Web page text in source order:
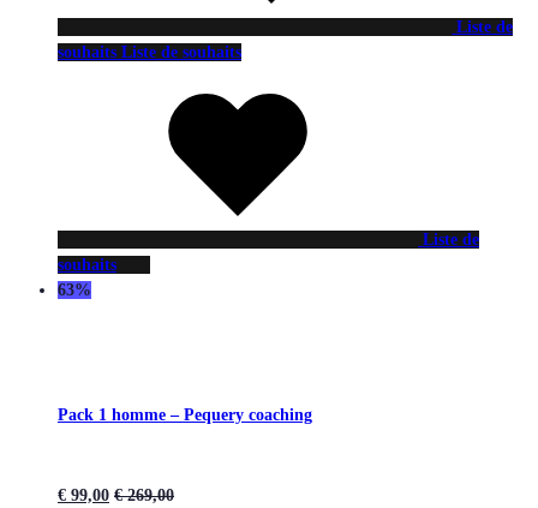
Liste de
souhaits Liste de souhaits
Liste de
souhaits
63%
Pack 1 homme – Pequery coaching
€ 99,00 €269,00